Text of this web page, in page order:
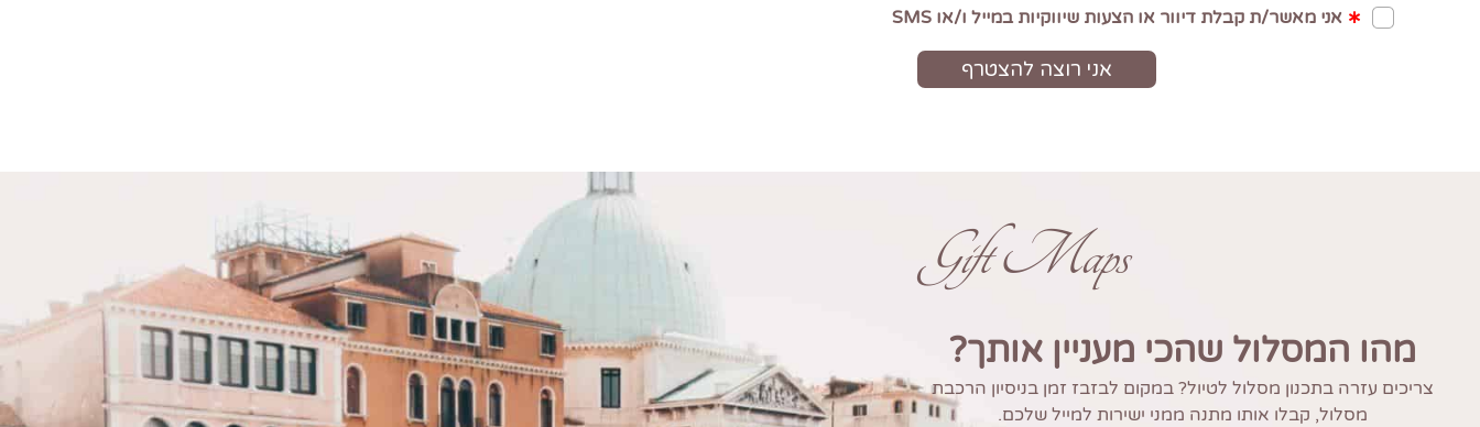
Gift Maps
מהו המסלול שהכי מעניין אותך?
צריכים עזרה בתכנון מסלול לטיול? במקום לבזבז זמן בניסיון הרכבת
מסלול, קבלו אותו מתנה ממני ישירות למייל שלכם.